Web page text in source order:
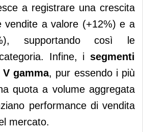
a registrare una crescita
vendite a valore (+12%) e a
supportando così le
Infine, i segmenti
gamma, pur essendo i più
quota a volume aggregata
performance di vendita
mercato.